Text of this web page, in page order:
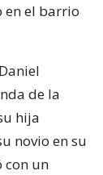
en el barrio
de la
hija
novio en su
con un